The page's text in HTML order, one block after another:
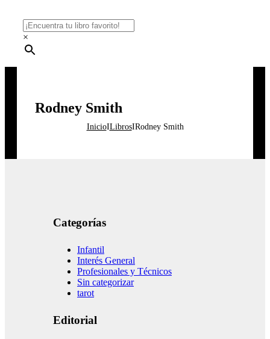
×
Rodney Smith
InicioILibrosIRodney Smith
Categorías
Infantil
Interés General
Profesionales y Técnicos
Sin categorizar
tarot
Editorial